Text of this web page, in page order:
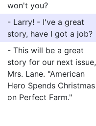
won't you?
- Larry! - I've a great
story, have I got a job?
- This will be a great
story for our next issue,
Mrs. Lane. "American
Hero Spends Christmas
on Perfect Farm."